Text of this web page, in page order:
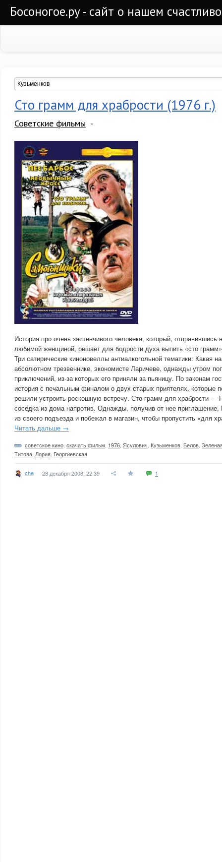
Босоногое.ру - сайт о нашем
Сто грамм для храбрости (1976 г.)
Советские фильмы
История про очень застенчивого человека, который, отправившись
любимой женщиной, решает для бодрости духа выпить «сто
Три сатирические киноновеллы антиалкогольной тематики: Какая
абсолютном трезвеннике, экономисте Ларичеве, однажды утром
приключений, из-за которых его приняли за пьяницу. По законам
история с печальным финалом о двух старых приятелях, которые
решили устроить роскошную встречу. Сто грамм для храбрости —
соседка из дома напротив. Однажды, получив от нее приглашение,
из своего подъезда и побежал в магазин, чтобы пропустить «для
Читать дальше →
советское кино скачать фильм 1976 Ясулович Кузьменков Белов
Титова Лория Георгиевская
che 28 декабря 2008, 22:39 1